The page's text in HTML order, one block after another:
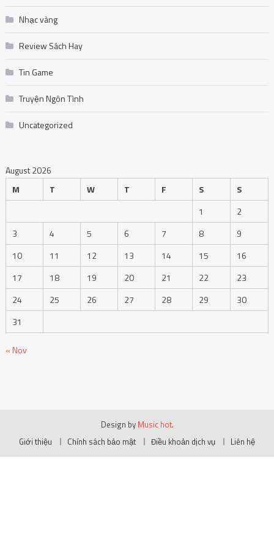
Nhạc vàng
Review Sách Hay
Tin Game
Truyện Ngôn Tình
Uncategorized
August 2026
M
T W T F S
S
1
2
3
4 5 6 7 8
9
10
11 12 13 14 15
16
17
18 19 20 21 22
23
24
25 26 27 28 29
30
31
« Nov
Design by Music hot.
Giới thiệu
Chính sách bảo mật Điều khoản dịch vụ Liên hệ